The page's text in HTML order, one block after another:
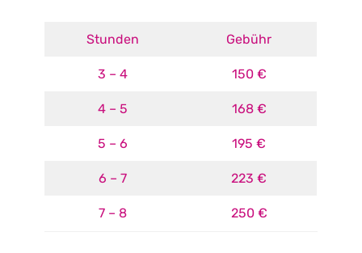
Stunden Gebühr
3 – 4 150 €
4 – 5 168 €
5 – 6 195 €
6 – 7 223 €
7 – 8 250 €